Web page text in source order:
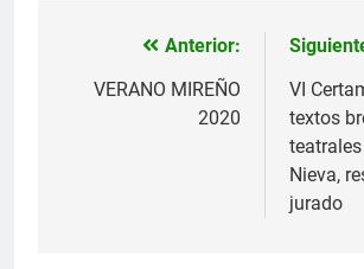
Navegación
Anterior:
VERANO MIREÑO
2020
VI
textos
Nieva,
jurado